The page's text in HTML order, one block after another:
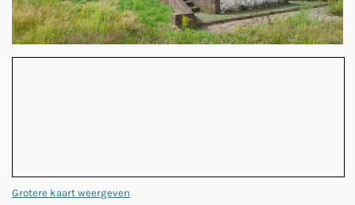
Grotere kaart weergeven